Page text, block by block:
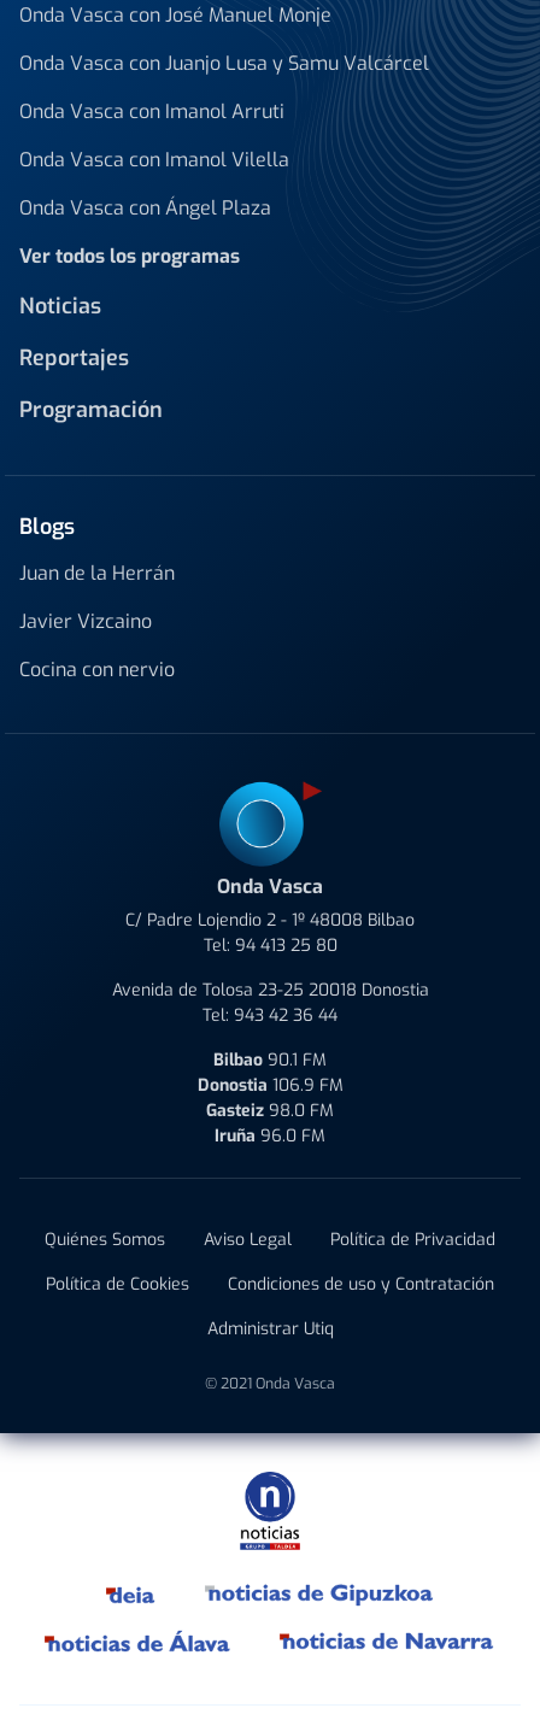
Onda Vasca con José Manuel Monje
Onda Vasca con Juanjo Lusa y Samu Valcárcel
Onda Vasca con Imanol Arruti
Onda Vasca con Imanol Vilella
Onda Vasca con Ángel Plaza
Ver todos los programas
Noticias
Reportajes
Programación
Blogs
Juan de la Herrán
Javier Vizcaino
Cocina con nervio
Onda Vasca
C/ Padre Lojendio 2 - 1º 48008 Bilbao
Tel: 94 413 25 80
Avenida de Tolosa 23-25 20018 Donostia
Tel: 943 42 36 44
Bilbao 90.1 FM
Donostia 106.9 FM
Gasteiz 98.0 FM
Iruña 96.0 FM
Quiénes Somos Aviso Legal
Política de Privacidad
Política de Cookies
Condiciones de uso y Contratación
Administrar Utiq
© 2021 Onda Vasca